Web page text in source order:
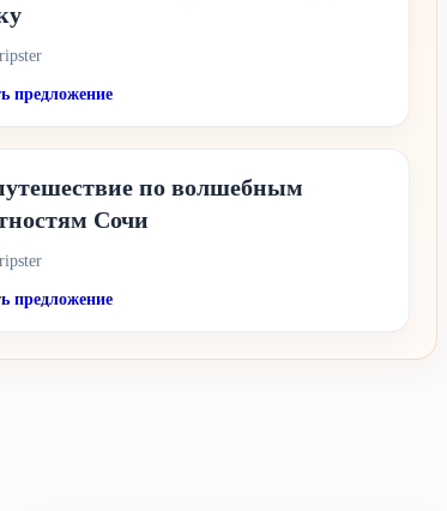
предложение
по волшебным
Сочи
предложение